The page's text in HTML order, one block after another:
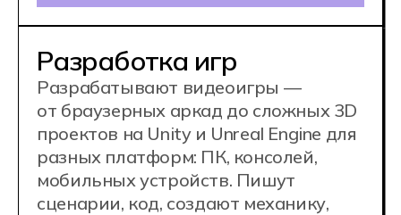
части игры: моделирование
персонажей, текстуры, анимации
и создание интерфейсов.
Например: Создание 3D-моделей
персонажей для новой игры,
разработка UI/UX дизайна меню
и анимирование элементов
интерфейса